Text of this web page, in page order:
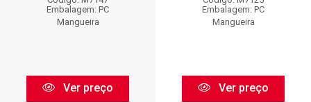
Embalagem: PC
Mangueira
Ver preço
Embalagem: PC
Mangueira
Ver preço